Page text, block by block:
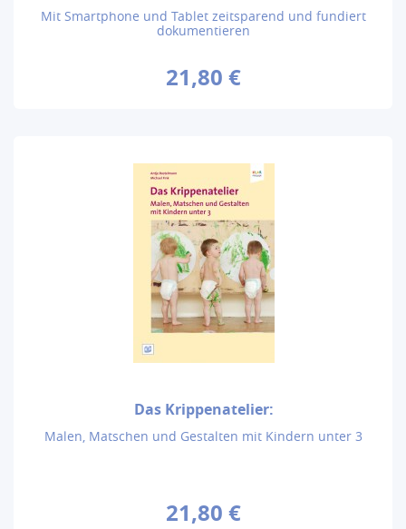
Mit Smartphone und Tablet zeitsparend und fundiert
dokumentieren
21,80 €
Das Krippenatelier:
Malen, Matschen und Gestalten mit Kindern unter 3
21,80 €